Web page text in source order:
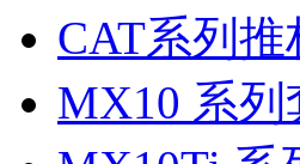
CAT系列推
MX10 系列